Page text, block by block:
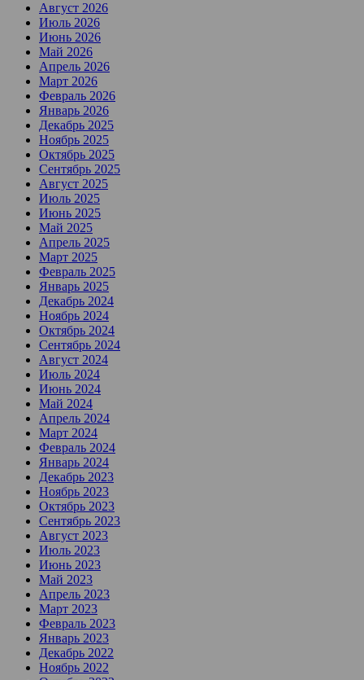
Август 2026
Июль 2026
Июнь 2026
Май 2026
Апрель 2026
Март 2026
Февраль 2026
Январь 2026
Декабрь 2025
Ноябрь 2025
Октябрь 2025
Сентябрь 2025
Август 2025
Июль 2025
Июнь 2025
Май 2025
Апрель 2025
Март 2025
Февраль 2025
Январь 2025
Декабрь 2024
Ноябрь 2024
Октябрь 2024
Сентябрь 2024
Август 2024
Июль 2024
Июнь 2024
Май 2024
Апрель 2024
Март 2024
Февраль 2024
Январь 2024
Декабрь 2023
Ноябрь 2023
Октябрь 2023
Сентябрь 2023
Август 2023
Июль 2023
Июнь 2023
Май 2023
Апрель 2023
Март 2023
Февраль 2023
Январь 2023
Декабрь 2022
Ноябрь 2022